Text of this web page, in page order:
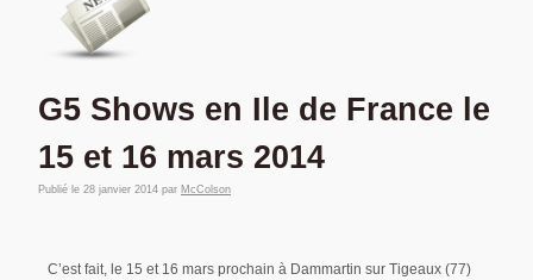
G5 Shows en Ile de France le
15 et 16 mars 2014
Publié le 28 janvier 2014 par McColson
C’est fait, le 15 et 16 mars prochain à Dammartin sur Tigeaux (77)